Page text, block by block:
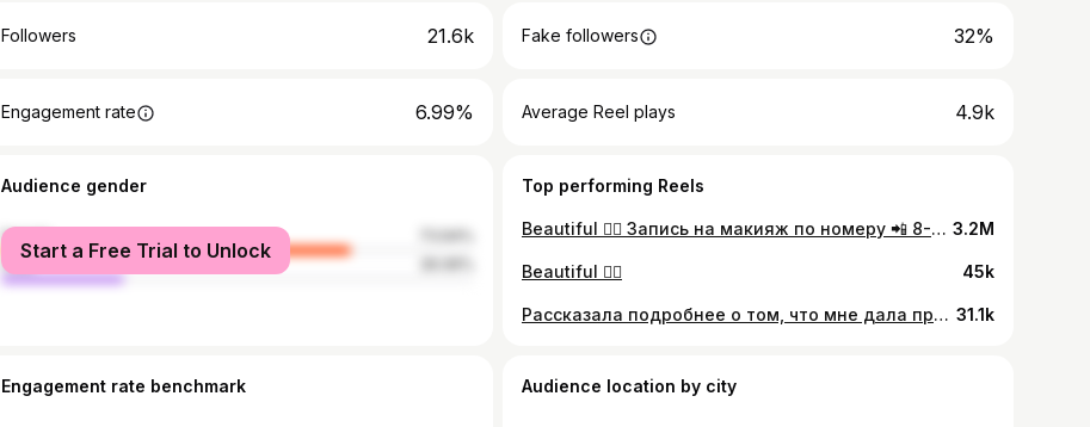
Followers 21.6k Fake followers 32%
Engagement rate 6.99% Average Reel plays 4.9k
Audience gender
female
male
Start a Free Trial to Unlock
Top performing Reels
Beautiful ❤️‍🔥 Запись на макияж по номеру 📲 8-918-992-79-72 #makeup #makeuparmavir #makeupkrasnodar #визажист #макияждлясебя #макияж #краснодар #макияжростов #макияжглаз #макияждлясебя #свадьбамосква #макияжнасвадьбу 3.2M
Beautiful ❤️‍🔥 45k
Рассказала подробнее о том, что мне дала профессия визажиста ☺️ 31.1k
Engagement rate benchmark Audience location by city